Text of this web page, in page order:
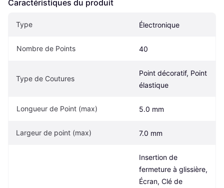
Caractéristiques du produit
Type Électronique
Nombre de Points 40
Type de Coutures
Point décoratif, Point
élastique
Longueur de Point (max) 5.0 mm
Largeur de point (max) 7.0 mm
Insertion de
fermeture à glissière,
Écran, Clé de